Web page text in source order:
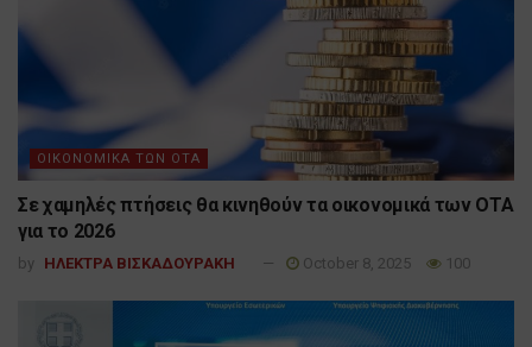
ΟΙΚΟΝΟΜΙΚΑ ΤΩΝ ΟΤΑ
Σε χαμηλές πτήσεις θα κινηθούν τα οικονομικά των ΟΤΑ
για το 2026
by ΗΛΕΚΤΡΑ ΒΙΣΚΑΔΟΥΡΑΚΗ October 8, 2025 100